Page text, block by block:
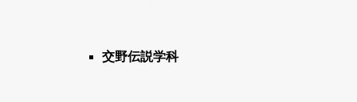
交野伝説学科